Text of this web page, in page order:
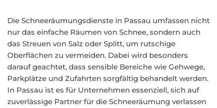
Die Schneeräumungsdienste in Passau umfassen nicht
nur das einfache Räumen von Schnee, sondern auch
das Streuen von Salz oder Splitt, um rutschige
Oberflächen zu vermeiden. Dabei wird besonders
darauf geachtet, dass sensible Bereiche wie Gehwege,
Parkplätze und Zufahrten sorgfältig behandelt werden.
In Passau ist es für Unternehmen essenziell, sich auf
zuverlässige Partner für die Schneeräumung verlassen